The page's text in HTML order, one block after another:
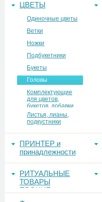
ЦВЕТЫ
Одиночные цветы
Ветки
Ножки
Подбукетники
Букеты
Головы
Комплектующие
для цветов,
букетов, добавки
Листья, лианы,
подкустники
ПРИНТЕР и
принадлежности
РИТУАЛЬНЫЕ
ТОВАРЫ
ПРОЧИЕ